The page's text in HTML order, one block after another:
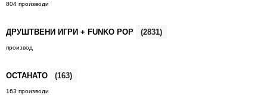
804 производи
ДРУШТВЕНИ ИГРИ + FUNKO POP (2831)
производ
ОСТАНАТО (163)
163 производи